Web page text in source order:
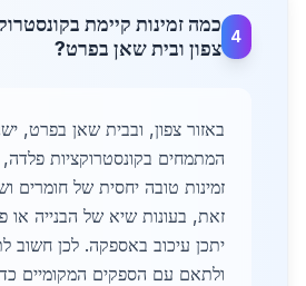
4
כמה זמינות קיימת
צפון ובית שאן בפרט?
באזור צפון, ובבית שאן בפרט,
המתמחים בקונסטרוקציות
זמינות טובה יחסית של חומרים
זאת, בעונות שיא של הבנייה או
יתכן עיכוב באספקה. לכן חשוב
ולתאם עם הספקים המקומיים